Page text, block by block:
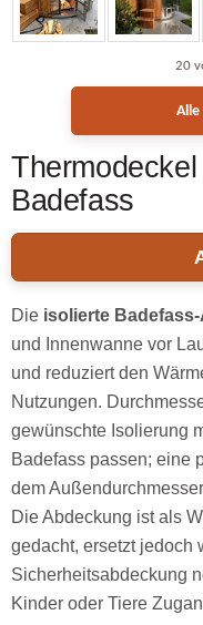
20
Alle
Badefass
Die isolierte
und Innenwanne vor
und reduziert den
Nutzungen.
gewünschte Isolierung
Badefass passen; eine
dem
Die Abdeckung ist als
gedacht, ersetzt jedoch
Sicherheitsabdeckung
Kinder oder Tiere